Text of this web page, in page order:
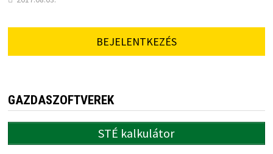
BEJELENTKEZÉS
GAZDASZOFTVEREK
STÉ kalkulátor